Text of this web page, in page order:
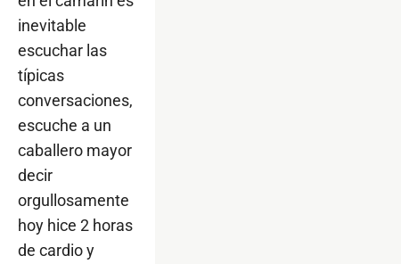
inevitable
escuchar las
típicas
conversaciones,
escuche a un
caballero mayor
decir
orgullosamente
hoy hice 2 horas
de cardio y